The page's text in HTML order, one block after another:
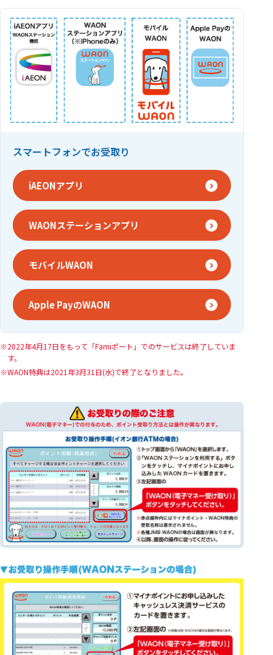
スマートフォンでお受取り
iAEONアプリ
WAONステーションアプリ
モバイルWAON
Apple PayのWAON
2022年4月17日をもって「Famiポート」でのサービスは終了していま
す。
WAON特典は2021年3月31日(水)で終了となりました。